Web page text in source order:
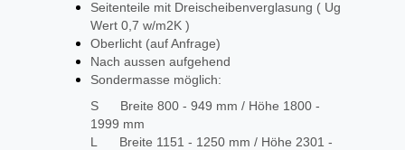
Seitenteile mit Dreischeibenverglasung ( Ug
Wert 0,7 w/m2K )
Oberlicht (auf Anfrage)
Nach aussen aufgehend
Sondermasse möglich:
S Breite 800 - 949 mm / Höhe 1800 -
1999 mm
L Breite 1151 - 1250 mm / Höhe 2301 -